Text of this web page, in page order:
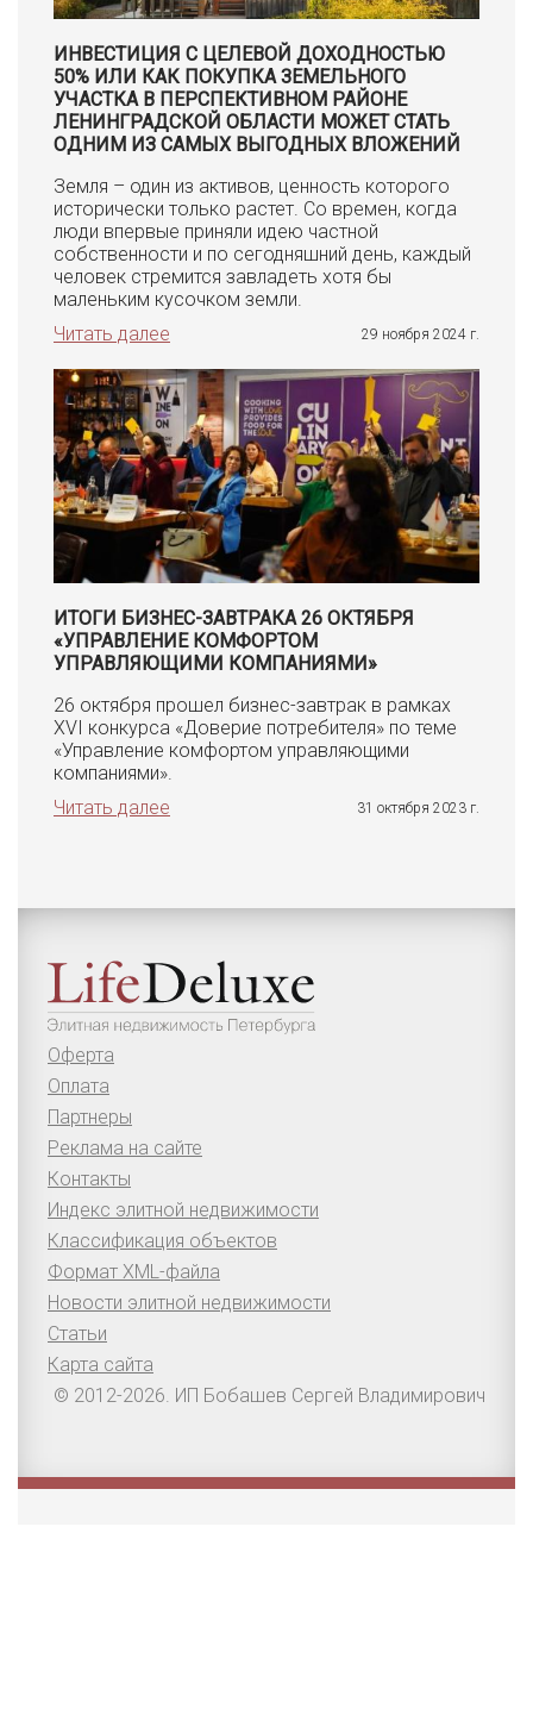
ИНВЕСТИЦИЯ С ЦЕЛЕВОЙ ДОХОДНОСТЬЮ
50% ИЛИ КАК ПОКУПКА ЗЕМЕЛЬНОГО
УЧАСТКА В ПЕРСПЕКТИВНОМ РАЙОНЕ
ЛЕНИНГРАДСКОЙ ОБЛАСТИ МОЖЕТ СТАТЬ
ОДНИМ ИЗ САМЫХ ВЫГОДНЫХ ВЛОЖЕНИЙ
Земля – один из активов, ценность которого
исторически только растет. Со времен, когда
люди впервые приняли идею частной
собственности и по сегодняшний день, каждый
человек стремится завладеть хотя бы
маленьким кусочком земли.
Читать далее
29 ноября 2024 г.
ИТОГИ БИЗНЕС-ЗАВТРАКА 26 ОКТЯБРЯ
«УПРАВЛЕНИЕ КОМФОРТОМ
УПРАВЛЯЮЩИМИ КОМПАНИЯМИ»
26 октября прошел бизнес-завтрак в рамках
XVI конкурса «Доверие потребителя» по теме
«Управление комфортом управляющими
компаниями».
Читать далее
31 октября 2023 г.
Оферта
Оплата
Партнеры
Реклама на сайте
Контакты
Индекс элитной недвижимости
Классификация объектов
Формат XML-файла
Новости элитной недвижимости
Статьи
Карта сайта
© 2012-2026. ИП Бобашев Сергей Владимирович